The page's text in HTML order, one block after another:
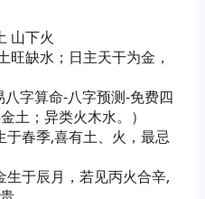
山下火
旺缺水；日主天干为金，
字算命-八字预测-免费四
土；异类火木水。）
于春季,喜有土、火，最忌
生于辰月，若见丙火合辛,